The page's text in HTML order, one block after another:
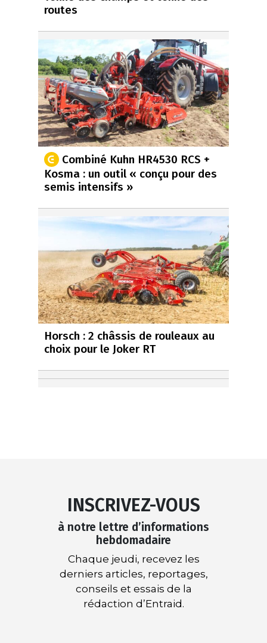
routes
Combiné Kuhn HR4530 RCS +
Kosma : un outil « conçu pour des
semis intensifs »
Horsch : 2 châssis de rouleaux au
choix pour le Joker RT
INSCRIVEZ-VOUS
à notre lettre d’informations
hebdomadaire
Chaque jeudi, recevez les
derniers articles, reportages,
conseils et essais de la
rédaction d’Entraid.